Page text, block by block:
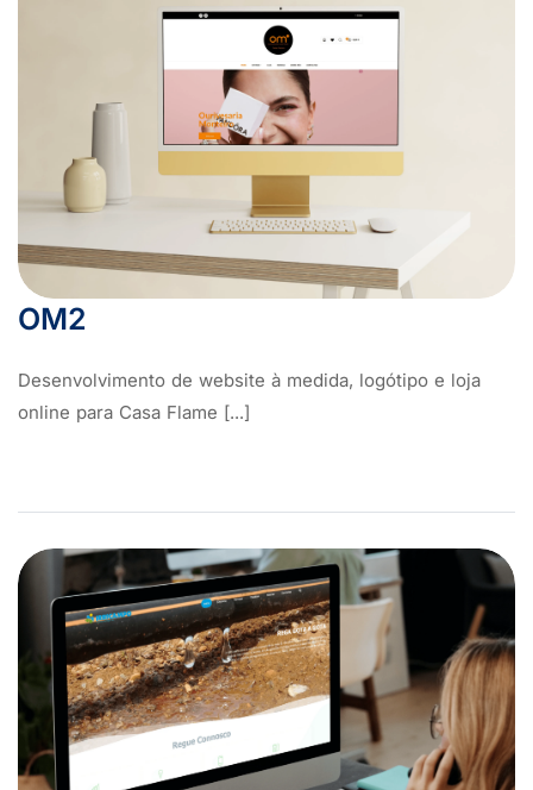
OM2
Desenvolvimento de website à medida, logótipo e loja
online para Casa Flame [...]